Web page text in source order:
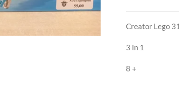
Creator Lego
3 in 1
8 +